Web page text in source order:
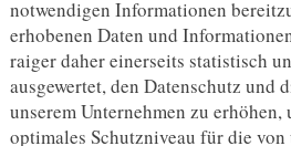
notwendigen Informationen
erhobenen Daten und
raiger daher einerseits statistisch
ausgewertet, den Datenschutz und
unserem Unternehmen zu
optimales Schutzniveau für die von